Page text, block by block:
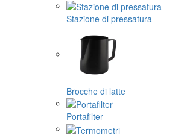
Stazione di pressatura
Brocche di latte
Portafilter